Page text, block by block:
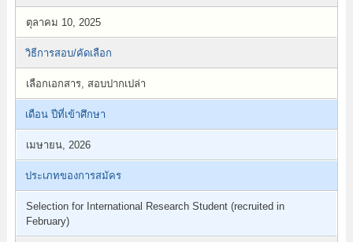
ตุลาคม 10, 2025
วิธีการสอบ/คัดเลือก
เลือกเอกสาร, สอบปากเปล่า
เดือน ปีที่เข้าศึกษา
เมษายน, 2026
ประเภทของการสมัคร
Selection for International Research Student (recruited in
February)